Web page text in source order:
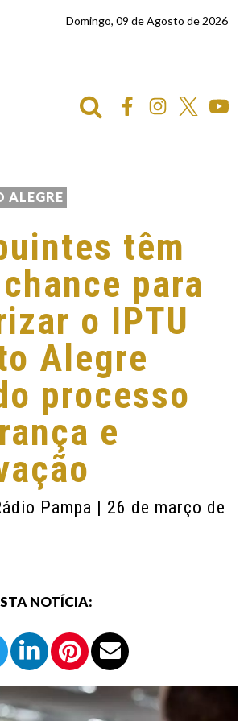
Domingo, 09 de Agosto de 2026
ALEGRE
têm
para
o IPTU
Alegre
processo
e
Pampa | 26 de março de
NOTÍCIA: